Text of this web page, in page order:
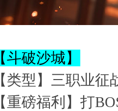
【斗破沙城】
【类型】三职业
【重磅福利】打